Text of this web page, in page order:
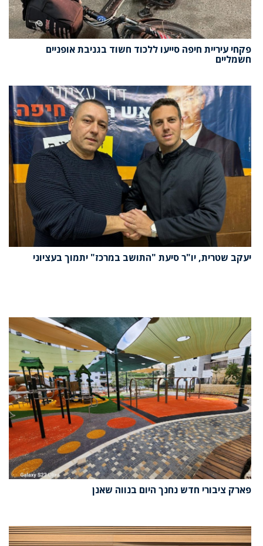
פקחי עיריית חיפה סייעו ללכוד חשוד בגניבת אופניים
חשמליים
יעקב שטרית, יו"ר סיעת "התושב במרכז" יתמוך בעציוני
פארק ציבורי חדש נחנך היום בנווה שאנן